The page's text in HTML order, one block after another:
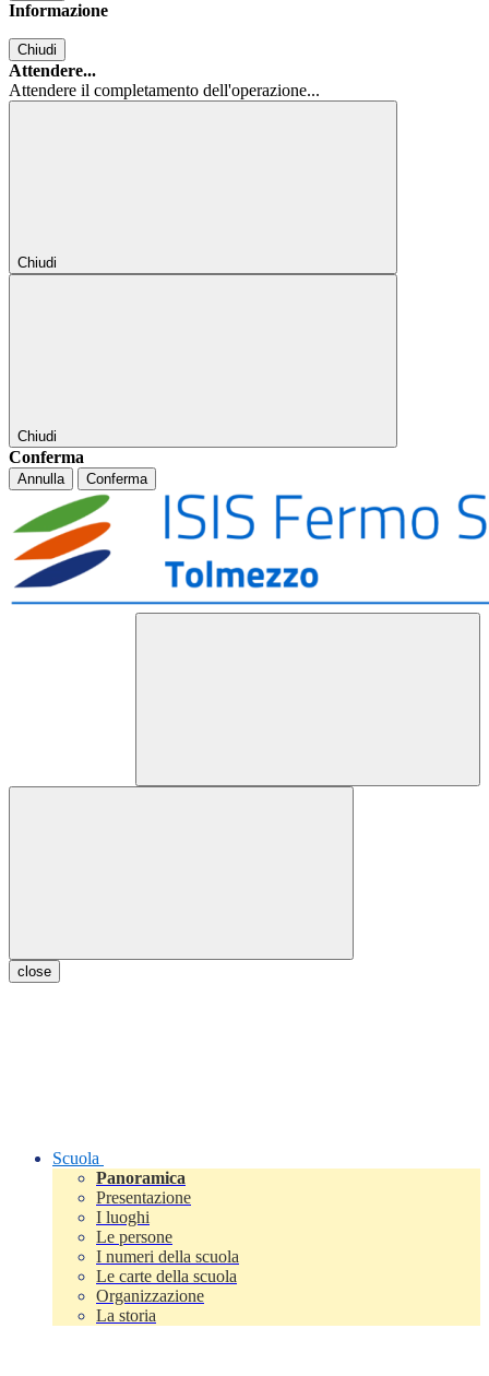
Informazione
Chiudi
Attendere...
Attendere il completamento dell'operazione...
Chiudi
Chiudi
Conferma
Annulla Conferma
close
Scuola
Panoramica
Presentazione
I luoghi
Le persone
I numeri della scuola
Le carte della scuola
Organizzazione
La storia